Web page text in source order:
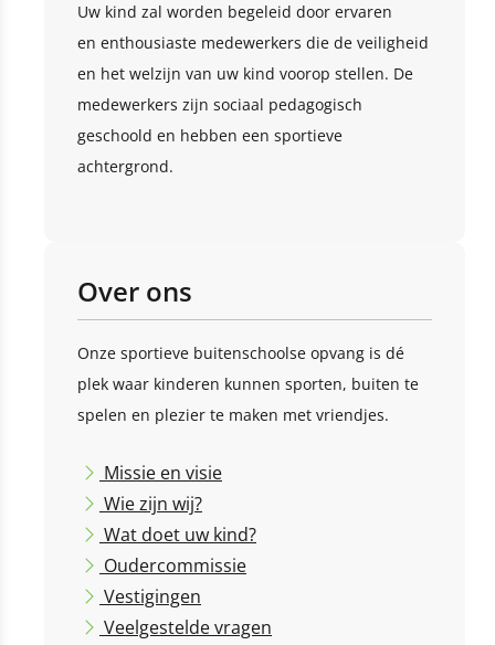
Uw kind zal worden begeleid door ervaren
en enthousiaste medewerkers die de veiligheid
en het welzijn van uw kind voorop stellen. De
medewerkers zijn sociaal pedagogisch
geschoold en hebben een sportieve
achtergrond.
Over ons
Onze sportieve buitenschoolse opvang is dé
plek waar kinderen kunnen sporten, buiten te
spelen en plezier te maken met vriendjes.
Missie en visie
Wie zijn wij?
Wat doet uw kind?
Oudercommissie
Vestigingen
Veelgestelde vragen